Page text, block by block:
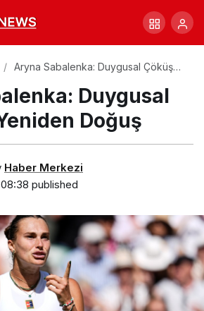
Aryna Sabalenka: Duygusal Çöküş
Duygusal
Doğuş
Haber Merkezi
08:38 published
Wimbledon Finaline